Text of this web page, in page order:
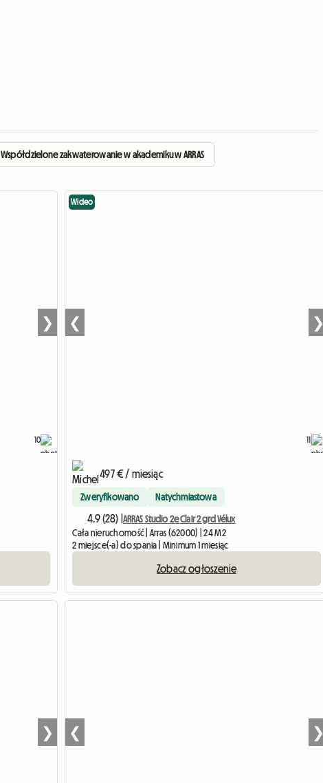
Współdzielone zakwaterowanie w akademiku w ARRAS
10
❯
11
Wideo
❮ ❯
497 € / miesiąc
Zweryfikowano Natychmiastowa
4.9 (28) | ARRAS Studio 2e Clair 2 grd Vélux
Cała nieruchomość | Arras (62000) | 24 M2
2 miejsce(-a) do spania | Minimum 1 miesiąc
Zobacz ogłoszenie
❯ ❮ ❯